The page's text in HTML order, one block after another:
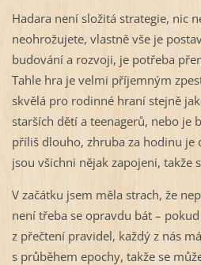
Hadara není složitá strategie, nic
neohrožujete, vlastně vše je
budování a rozvoji, je potřeba
Tahle hra je velmi příjemným
skvělá pro rodinné hraní stejně
starších dětí a teenagerů, nebo je
příliš dlouho, zhruba za hodinu je
jsou všichni nějak zapojeni, takže
V začátku jsem měla strach, že
není třeba se opravdu bát –
z přečtení pravidel, každý z nás
s průběhem epochy, takže se